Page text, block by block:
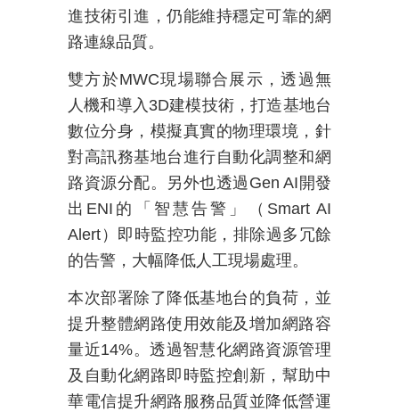
進技術引進，仍能維持穩定可靠的網
路連線品質。
雙方於MWC現場聯合展示，透過無
人機和導入 3D建模技術，打造基地台
數位分身，模擬真實的物理環境，針
對高訊務基地台進行自動化調整和網
路資源分配。另外也透過 Gen AI 開發
出 ENI 的「智慧告警」（ Smart AI
Alert ）即時監控功能，排除過多冗餘
的告警，大幅降低人工現場處理。
本次部署除了降低基地台的負荷，並
提升整體網路使用效能及增加網路容
量近14%。透過智慧化網路資源管理
及自動化網路即時監控創新，幫助中
華電信提升網路服務品質並降低營運